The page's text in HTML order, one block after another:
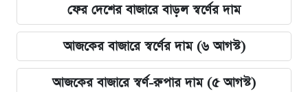
ফের দেশের বাজারে বাড়ল স্বর্ণের দাম
আজকের বাজারে স্বর্ণের দাম (৬ আগস্ট)
আজকের বাজারে স্বর্ণ-রুপার দাম (৫ আগস্ট)